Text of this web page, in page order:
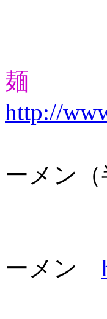
麺
http://
博多
ーメン
ーメン
大